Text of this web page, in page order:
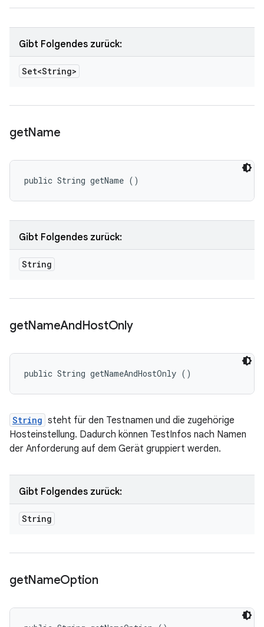
Gibt Folgendes zurück:
Set<String>
getName
public String getName ()
Gibt Folgendes zurück:
String
getNameAndHostOnly
public String getNameAndHostOnly ()
String steht für den Testnamen und die zugehörige
Hosteinstellung. Dadurch können TestInfos nach Namen
der Anforderung auf dem Gerät gruppiert werden.
Gibt Folgendes zurück:
String
getNameOption